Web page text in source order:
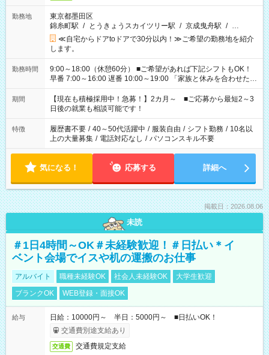
勤務地
東京都墨田区
錦糸町駅 / とうきょうスカイツリー駅 / 京成曳舟駅 / …
≪自宅からドアtoドアで30分以内！≫ご希望の勤務地を紹介
します。
勤務時間
9:00～18:00（休憩60分） ■ご希望があれば下記シフトもOK！
早番 7:00～16:00 遅番 10:00～19:00 「家族と休みを合わせた
い」 「余裕を持って夕飯の準備がしたい」 「できれば残業はし
たくない」 など、ご希望を教えてくださいね。 ※Wワーク希望
の方へ 今ご覧のお仕事で希望する勤務時間と、もう1つのお仕事
の勤務時間。 合計で週40時間を超える場合は応募できません。
期間
【現在も積極採用中！急募！】2カ月～ ■ご応募から最短2～3
日後の就業も相談可能です！
特徴 履歴書不要 / 40～50代活躍中 / 服装自由 / シフト勤務 / 10名以
上の大量募集 / 電話対応なし / パソコンスキル不要
気になる！ 応募する 詳細へ
掲載日：2026.08.06
未読
＃1日4時間～OK＃未経験歓迎！＃日払い＊イ
ベント会場でイスや机の運搬のお仕事
アルバイト 職種未経験OK 社会人未経験OK
大学生歓迎
ブランクOK
WEB登録・面接OK
給与
日給：10000円～ 半日：5000円～ ■日払いOK！
交通費別途支給あり
交通費 交通費規定支給